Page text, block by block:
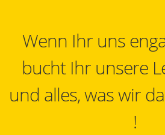
Wenn Ihr uns
bucht Ihr unsere
und alles, was wir
!